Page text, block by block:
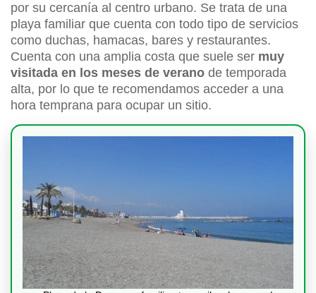
por su cercanía al centro urbano. Se trata de una
playa familiar que cuenta con todo tipo de servicios
como duchas, hamacas, bares y restaurantes.
Cuenta con una amplia costa que suele ser muy
visitada en los meses de verano de temporada
alta, por lo que te recomendamos acceder a una
hora temprana para ocupar un sitio.